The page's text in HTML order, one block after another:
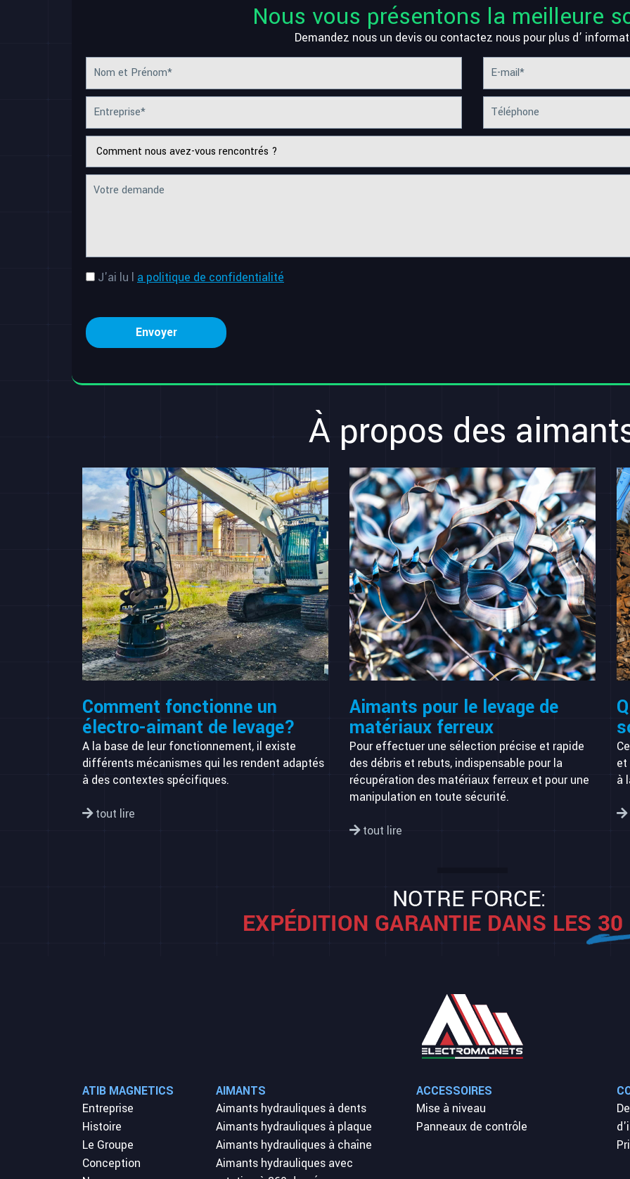
Nous vous présentons la meilleure
Demandez nous un devis ou contactez nous pour plus d’
J'ai lu l a politique de confidentialité
À propos des
Comment fonctionne un
électro-aimant de levage?
A la base de leur fonctionnement, il existe
différents mécanismes qui les rendent adaptés
à des contextes spécifiques.
tout lire
Aimants pour le levage de
matériaux ferreux
Pour effectuer une sélection précise et rapide
des débris et rebuts, indispensable pour la
récupération des matériaux ferreux et pour une
manipulation en toute sécurité.
tout lire
et
à
ATIB MAGNETICS
Entreprise
Histoire
Le Groupe
Conception
AIMANTS
Aimants hydrauliques à dents
Aimants hydrauliques à plaque
Aimants hydrauliques à chaîne
Aimants hydrauliques avec
ACCESSOIRES
Mise à niveau
Panneaux de contrôle